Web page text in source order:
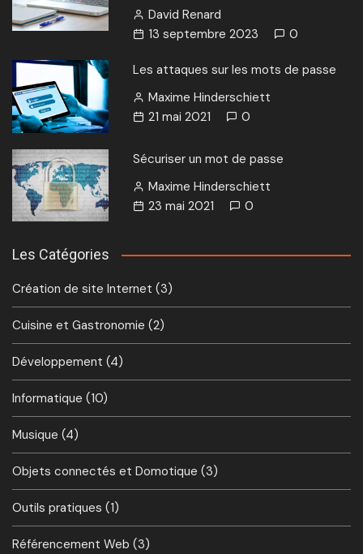
David Renard
13 septembre 2023
0
Les attaques sur les mots de passe
Maxime Hinderschiett
21 mai 2021
0
Sécuriser un mot de passe
Maxime Hinderschiett
23 mai 2021
0
Les Catégories
Création de site Internet (3)
Cuisine et Gastronomie (2)
Développement (4)
Informatique (10)
Musique (4)
Objets connectés et Domotique (3)
Outils pratiques (1)
Référencement Web (3)